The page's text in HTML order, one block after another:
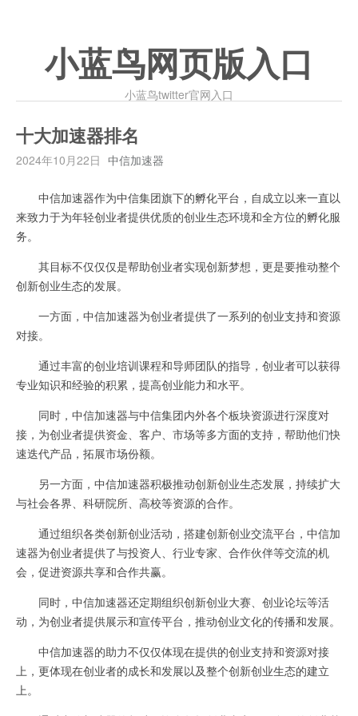
小蓝鸟网页版入口
小蓝鸟twitter官网入口
十大加速器排名
2024年10月22日 中信加速器
中信加速器作为中信集团旗下的孵化平台，自成立以来一直以
来致力于为年轻创业者提供优质的创业生态环境和全方位的孵化服
务。
其目标不仅仅仅是帮助创业者实现创新梦想，更是要推动整个
创新创业生态的发展。
一方面，中信加速器为创业者提供了一系列的创业支持和资源
对接。
通过丰富的创业培训课程和导师团队的指导，创业者可以获得
专业知识和经验的积累，提高创业能力和水平。
同时，中信加速器与中信集团内外各个板块资源进行深度对
接，为创业者提供资金、客户、市场等多方面的支持，帮助他们快
速迭代产品，拓展市场份额。
另一方面，中信加速器积极推动创新创业生态发展，持续扩大
与社会各界、科研院所、高校等资源的合作。
通过组织各类创新创业活动，搭建创新创业交流平台，中信加
速器为创业者提供了与投资人、行业专家、合作伙伴等交流的机
会，促进资源共享和合作共赢。
同时，中信加速器还定期组织创新创业大赛、创业论坛等活
动，为创业者提供展示和宣传平台，推动创业文化的传播和发展。
中信加速器的助力不仅仅体现在提供的创业支持和资源对接
上，更体现在创业者的成长和发展以及整个创新创业生态的建立
上。